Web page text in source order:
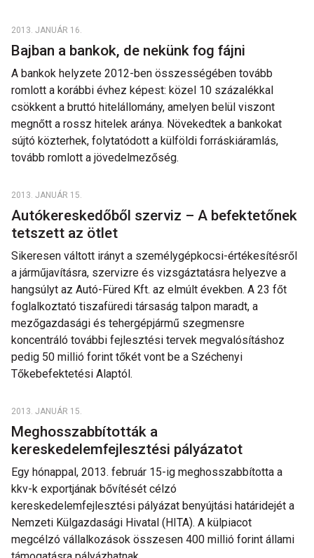
2013. JANUÁR 16.
Bajban a bankok, de nekünk fog fájni
A bankok helyzete 2012-ben összességében tovább
romlott a korábbi évhez képest: közel 10 százalékkal
csökkent a bruttó hitelállomány, amelyen belül viszont
megnőtt a rossz hitelek aránya. Növekedtek a bankokat
sújtó közterhek, folytatódott a külföldi forráskiáramlás,
tovább romlott a jövedelmezőség.
2013. JANUÁR 15.
Autókereskedőből szerviz – A befektetőnek
tetszett az ötlet
Sikeresen váltott irányt a személygépkocsi-értékesítésről
a járműjavításra, szervizre és vizsgáztatásra helyezve a
hangsúlyt az Autó-Füred Kft. az elmúlt években. A 23 főt
foglalkoztató tiszafüredi társaság talpon maradt, a
mezőgazdasági és tehergépjármű szegmensre
koncentráló további fejlesztési tervek megvalósításhoz
pedig 50 millió forint tőkét vont be a Széchenyi
Tőkebefektetési Alaptól.
2013. JANUÁR 15.
Meghosszabbították a
kereskedelemfejlesztési pályázatot
Egy hónappal, 2013. február 15-ig meghosszabbította a
kkv-k exportjának bővítését célzó
kereskedelemfejlesztési pályázat benyújtási határidejét a
Nemzeti Külgazdasági Hivatal (HITA). A külpiacot
megcélzó vállalkozások összesen 400 millió forint állami